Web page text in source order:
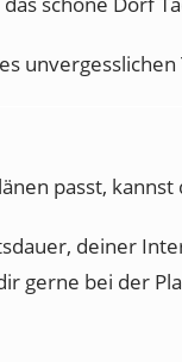
unvergesslichen
passt,
deiner
gerne bei der